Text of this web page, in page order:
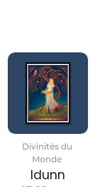
Divinités du
Monde
Idunn